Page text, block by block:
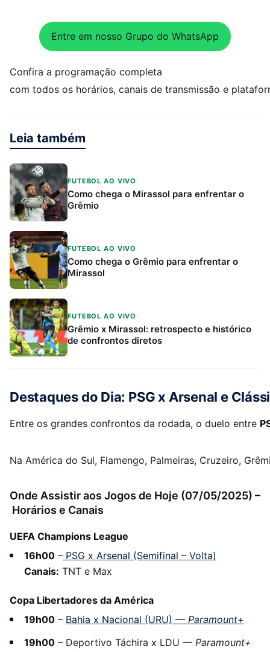
Entre em nosso Grupo do WhatsApp
Confira a programação completa
com todos os horários, canais de transmissão e
Leia também
FUTEBOL AO VIVO
Como chega o Mirassol para enfrentar o
Grêmio
FUTEBOL AO VIVO
Como chega o Grêmio para enfrentar o
Mirassol
FUTEBOL AO VIVO
Grêmio x Mirassol: retrospecto e histórico
de confrontos diretos
Destaques do Dia: PSG x Arsenal e
Entre os grandes confrontos da rodada, o duelo entre
Na América do Sul, Flamengo, Palmeiras, Cruzeiro,
Onde Assistir aos Jogos de Hoje (07/05/2025) –
Horários e Canais
UEFA Champions League
16h00 – PSG x Arsenal (Semifinal – Volta)
Canais: TNT e Max
Copa Libertadores da América
19h00 – Bahia x Nacional (URU) — Paramount+
19h00 – Deportivo Táchira x LDU — Paramount+